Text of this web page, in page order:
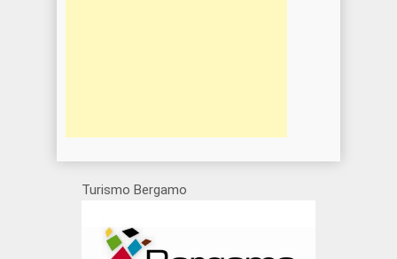
Turismo Bergamo